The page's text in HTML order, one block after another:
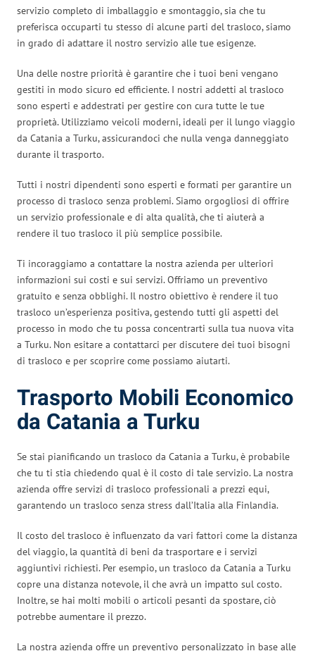
servizio completo di imballaggio e smontaggio, sia che tu
preferisca occuparti tu stesso di alcune parti del trasloco, siamo
in grado di adattare il nostro servizio alle tue esigenze.
Una delle nostre priorità è garantire che i tuoi beni vengano
gestiti in modo sicuro ed efficiente. I nostri addetti al trasloco
sono esperti e addestrati per gestire con cura tutte le tue
proprietà. Utilizziamo veicoli moderni, ideali per il lungo viaggio
da Catania a Turku, assicurandoci che nulla venga danneggiato
durante il trasporto.
Tutti i nostri dipendenti sono esperti e formati per garantire un
processo di trasloco senza problemi. Siamo orgogliosi di offrire
un servizio professionale e di alta qualità, che ti aiuterà a
rendere il tuo trasloco il più semplice possibile.
Ti incoraggiamo a contattare la nostra azienda per ulteriori
informazioni sui costi e sui servizi. Offriamo un preventivo
gratuito e senza obblighi. Il nostro obiettivo è rendere il tuo
trasloco un’esperienza positiva, gestendo tutti gli aspetti del
processo in modo che tu possa concentrarti sulla tua nuova vita
a Turku. Non esitare a contattarci per discutere dei tuoi bisogni
di trasloco e per scoprire come possiamo aiutarti.
Trasporto Mobili Economico
da Catania a Turku
Se stai pianificando un trasloco da Catania a Turku, è probabile
che tu ti stia chiedendo qual è il costo di tale servizio. La nostra
azienda offre servizi di trasloco professionali a prezzi equi,
garantendo un trasloco senza stress dall’Italia alla Finlandia.
Il costo del trasloco è influenzato da vari fattori come la distanza
del viaggio, la quantità di beni da trasportare e i servizi
aggiuntivi richiesti. Per esempio, un trasloco da Catania a Turku
copre una distanza notevole, il che avrà un impatto sul costo.
Inoltre, se hai molti mobili o articoli pesanti da spostare, ciò
potrebbe aumentare il prezzo.
La nostra azienda offre un preventivo personalizzato in base alle